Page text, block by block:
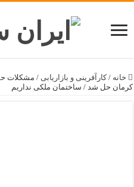
خانه / کارآفرینی و بازاریابی / مشکلات
کرمان حل شد / ساختمان ملکی نداریم